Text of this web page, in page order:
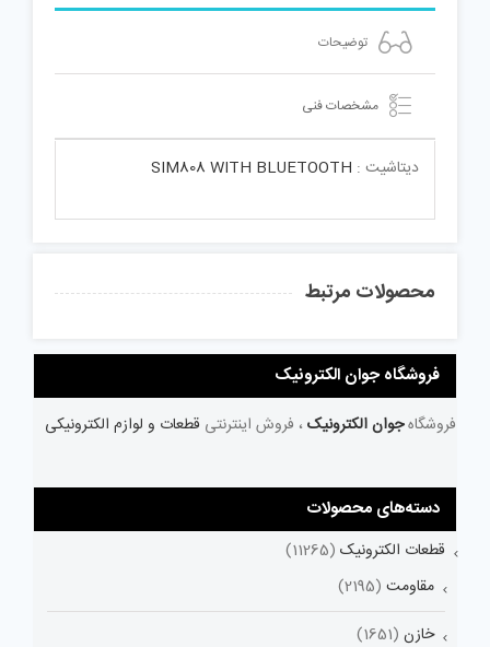
توضیحات
مشخصات فنی
دیتاشیت : SIM808 WITH BLUETOOTH
محصولات مرتبط
فروشگاه جوان الکترونیک
فروشگاهجوان الکترونیک ، فروش اینترنتی قطعات و لوازم الکترونیکی
دسته‌های محصولات
قطعات الکترونیک (11265)
مقاومت (2195)
خازن (1651)